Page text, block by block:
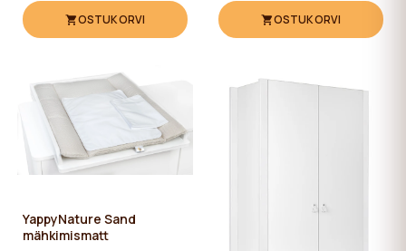
OSTUKORVI OSTUKORVI
YappyNature Sand
mähkimismatt